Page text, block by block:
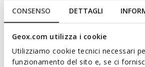
CONSENSO DETTAGLI
Geox.com utilizza i cookie
Utilizziamo cookie tecnici necessari
funzionamento del sito e, se ci
Men's loafer, super breathable and with
design. In this light brown version, it has
soft smooth leather. Medos is perfect for
ITEM CODE:U658KB00039C6002